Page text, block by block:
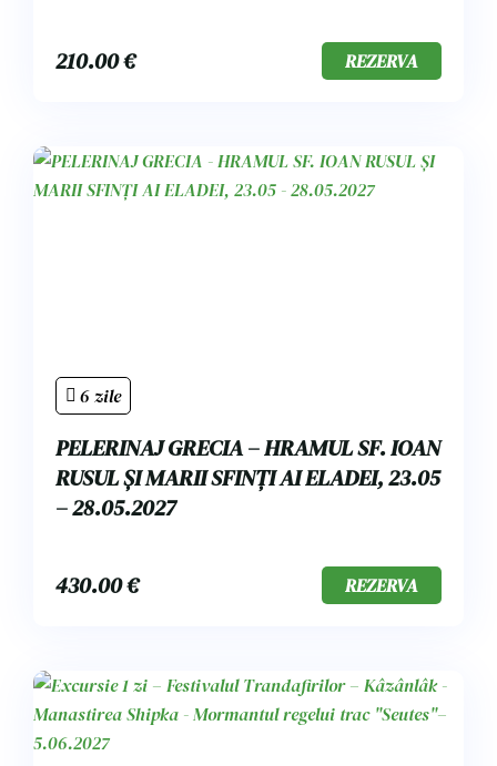
210.00€ REZERVA
6 zile
PELERINAJ GRECIA – HRAMUL SF. IOAN
RUSUL ȘI MARII SFINȚI AI ELADEI, 23.05
– 28.05.2027
430.00€ REZERVA